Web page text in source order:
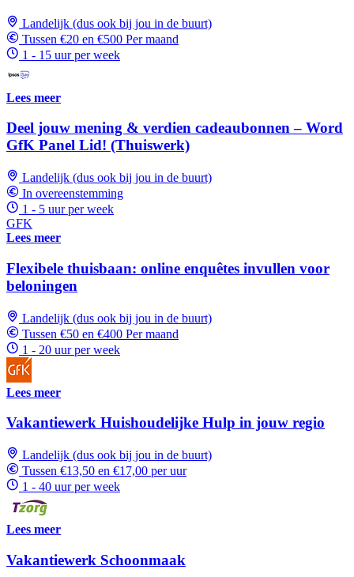
Landelijk (dus ook bij jou in de buurt)
Tussen €20 en €500 Per maand
1 - 15 uur per week
Lees meer
Deel jouw mening & verdien cadeaubonnen – Word
GfK Panel Lid! (Thuiswerk)
Landelijk (dus ook bij jou in de buurt)
In overeenstemming
1 - 5 uur per week
GFK
Lees meer
Flexibele thuisbaan: online enquêtes invullen voor
beloningen
Landelijk (dus ook bij jou in de buurt)
Tussen €50 en €400 Per maand
1 - 20 uur per week
Lees meer
Vakantiewerk Huishoudelijke Hulp in jouw regio
Landelijk (dus ook bij jou in de buurt)
Tussen €13,50 en €17,00 per uur
1 - 40 uur per week
Lees meer
Vakantiewerk Schoonmaak